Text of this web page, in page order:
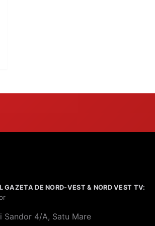
GAZETA DE NORD-VEST & NORD VEST TV:
Sandor 4/A, Satu Mare